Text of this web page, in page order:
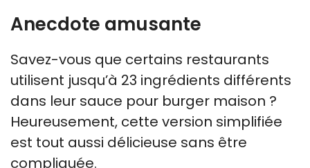
Anecdote amusante
Savez-vous que certains restaurants
utilisent jusqu’à 23 ingrédients différents
dans leur sauce pour burger maison ?
Heureusement, cette version simplifiée
est tout aussi délicieuse sans être
compliquée.